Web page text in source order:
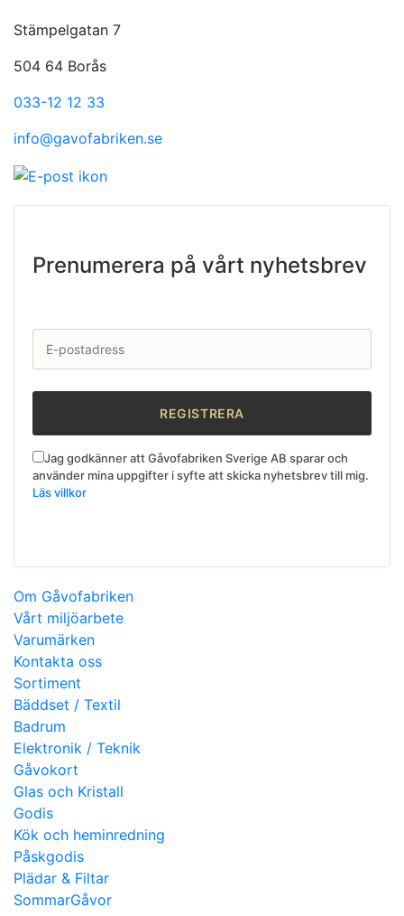
Stämpelgatan 7
504 64 Borås
033-12 12 33
info@gavofabriken.se
Prenumerera på vårt nyhetsbrev
Jag godkänner att Gåvofabriken Sverige AB sparar och
använder mina uppgifter i syfte att skicka nyhetsbrev till mig.
Läs villkor
Om Gåvofabriken
Vårt miljöarbete
Varumärken
Kontakta oss
Sortiment
Bäddset / Textil
Badrum
Elektronik / Teknik
Gåvokort
Glas och Kristall
Godis
Kök och heminredning
Påskgodis
Plädar & Filtar
SommarGåvor